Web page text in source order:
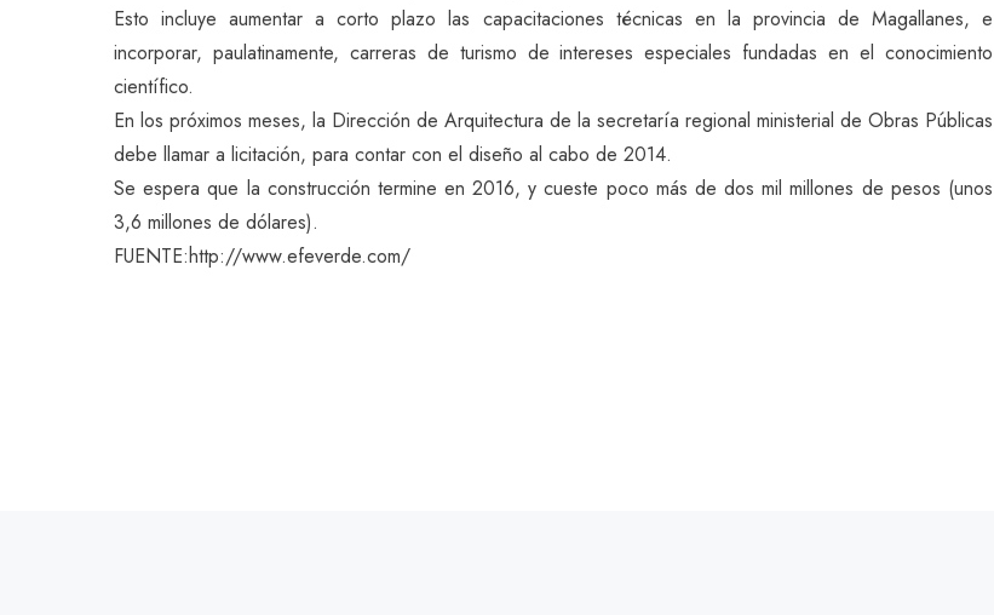
Esto incluye aumentar a corto plazo las capacitaciones técnicas en la provincia de Magallanes, e
incorporar, paulatinamente, carreras de turismo de intereses especiales fundadas en el conocimiento
científico.
En los próximos meses, la Dirección de Arquitectura de la secretaría regional ministerial de Obras Públicas
debe llamar a licitación, para contar con el diseño al cabo de 2014.
Se espera que la construcción termine en 2016, y cueste poco más de dos mil millones de pesos (unos
3,6 millones de dólares).
FUENTE:http://www.efeverde.com/